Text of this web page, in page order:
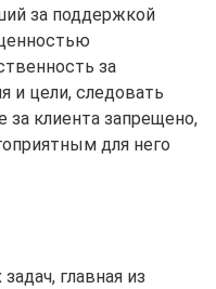
за поддержкой
за
цели, следовать
клиента запрещено,
для него
главная из